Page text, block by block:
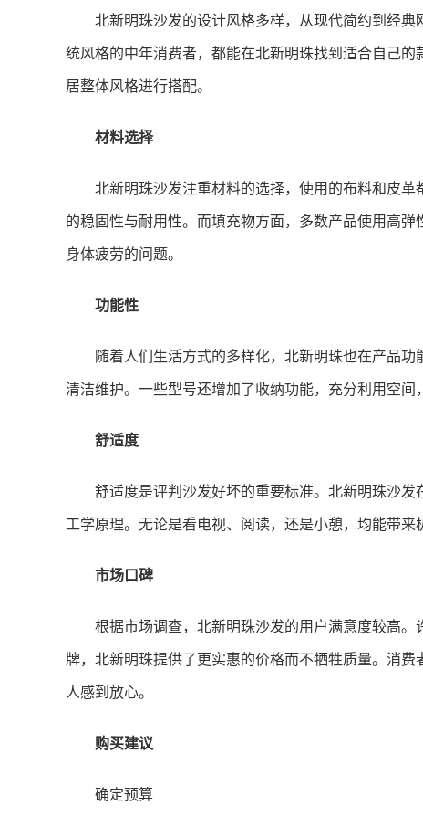
北新明珠沙发的设计风格多样，从现代简约到经
统风格的中年消费者，都能在北新明珠找到适合自己
居整体风格进行搭配。
材料选择
北新明珠沙发注重材料的选择，使用的布料和皮
的稳固性与耐用性。而填充物方面，多数产品使用高
身体疲劳的问题。
功能性
随着人们生活方式的多样化，北新明珠也在产品
清洁维护。一些型号还增加了收纳功能，充分利用空间
舒适度
舒适度是评判沙发好坏的重要标准。北新明珠沙
工学原理。无论是看电视、阅读，还是小憩，均能带来
市场口碑
根据市场调查，北新明珠沙发的用户满意度较高
牌，北新明珠提供了更实惠的价格而不牺牲质量。消
人感到放心。
购买建议
确定预算